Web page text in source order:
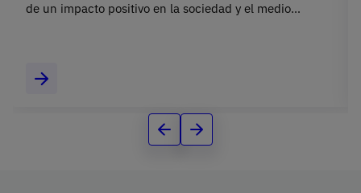
de un impacto positivo en la sociedad y el medio